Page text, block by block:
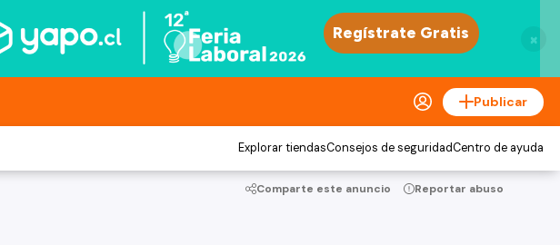
×
Publicar
Explorar tiendasConsejos de seguridadCentro de ayuda
Comparte este anuncio Reportar abuso